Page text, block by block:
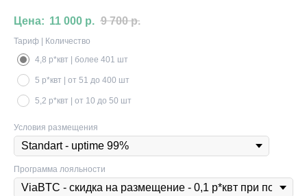
11 000 р. 9 700 р.
Тариф | Количество
4,8 р*квт | более 401 шт
5 р*квт | от 51 до 400 шт
5,2 р*квт | от 10 до 50 шт
Условия размещения
Программа лояльности